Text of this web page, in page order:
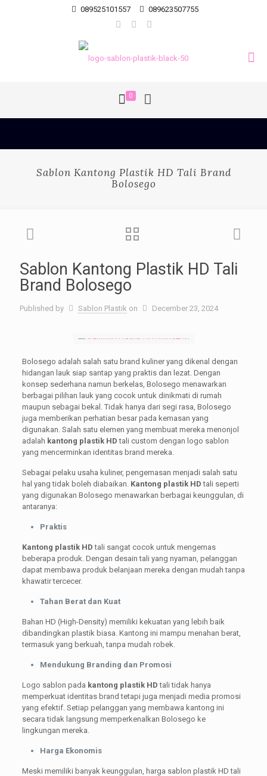
089525101557 089623507755
0
Sablon Kantong Plastik HD Tali Brand
Bolosego
Sablon Kantong Plastik HD Tali
Brand Bolosego
Published by Sablon Plastik on December 23, 2024
Bolosego adalah salah satu brand kuliner yang dikenal dengan
hidangan lauk siap santap yang praktis dan lezat. Dengan
konsep sederhana namun berkelas, Bolosego menawarkan
berbagai pilihan lauk yang cocok untuk dinikmati di rumah
maupun sebagai bekal. Tidak hanya dari segi rasa, Bolosego
juga memberikan perhatian besar pada kemasan yang
digunakan. Salah satu elemen yang membuat mereka menonjol
adalah kantong plastik HDtali custom dengan logo sablon
yang mencerminkan identitas brand mereka.
Sebagai pelaku usaha kuliner, pengemasan menjadi salah satu
hal yang tidak boleh diabaikan. Kantong plastik HD tali seperti
yang digunakan Bolosego menawarkan berbagai keunggulan, di
antaranya:
Praktis
Kantong plastik HD tali sangat cocok untuk mengemas
beberapa produk. Dengan desain tali yang nyaman, pelanggan
dapat membawa produk belanjaan mereka dengan mudah tanpa
khawatir tercecer.
Tahan Berat dan Kuat
Bahan HD (High-Density) memiliki kekuatan yang lebih baik
dibandingkan plastik biasa. Kantong ini mampu menahan berat,
termasuk yang berkuah, tanpa mudah robek.
Mendukung Branding dan Promosi
Logo sablon pada kantong plastik HD tali tidak hanya
memperkuat identitas brand tetapi juga menjadi media promosi
yang efektif. Setiap pelanggan yang membawa kantong ini
secara tidak langsung memperkenalkan Bolosego ke
lingkungan mereka.
Harga Ekonomis
Meski memiliki banyak keunggulan, harga sablon plastik HD tali